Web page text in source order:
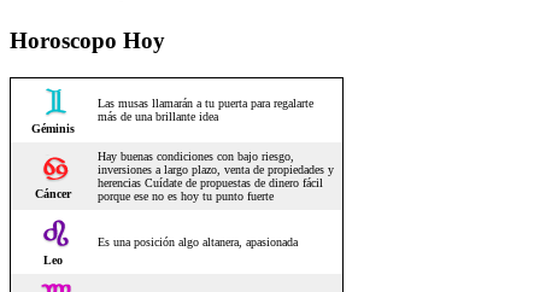
Horoscopo Hoy